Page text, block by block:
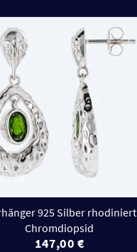
925 Silber rhodiniert
Chromdiopsid
147,00 €